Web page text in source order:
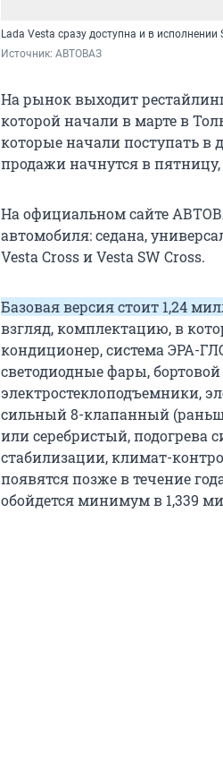
Lada Vesta сразу доступна и в
Источник: АВТОВАЗ
На рынок выходит
которой начали в марте в
которые начали поступать в
продажи начнутся в
На официальном сайте
автомобиля: седана,
Vesta Cross и Vesta SW Cross.
Базовая версия стоит 1,24
взгляд, комплектацию, в
кондиционер, система ЭРА-
светодиодные фары,
электростеклоподъемники,
сильный 8-клапанный
или серебристый, подогрева
стабилизации, климат-
появятся позже в течение
обойдется минимум в 1,339